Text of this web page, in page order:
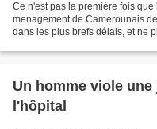
Ce n'est pas la première fois
menagement de Camerounais
dans les plus brefs délais, et ne
Un homme viole
l'hôpital